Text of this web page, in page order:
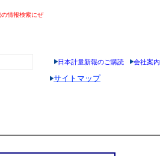
の情報検索にぜ
日本計量新報のご購読 会社案内
サイトマップ